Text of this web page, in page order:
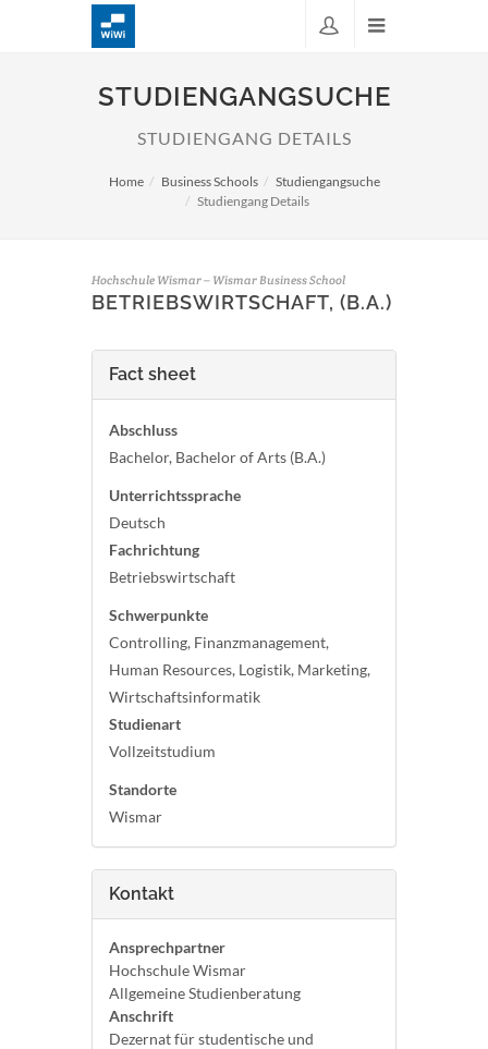
STUDIENGANGSUCHE
STUDIENGANG DETAILS
Home Business Schools
Studiengangsuche
Studiengang Details
Hochschule Wismar – Wismar Business School
BETRIEBSWIRTSCHAFT, (B.A.)
Fact sheet
Abschluss
Bachelor, Bachelor of Arts (B.A.)
Unterrichtssprache
Deutsch
Fachrichtung
Betriebswirtschaft
Schwerpunkte
Controlling, Finanzmanagement,
Human Resources, Logistik, Marketing,
Wirtschaftsinformatik
Studienart
Vollzeitstudium
Standorte
Wismar
Kontakt
Ansprechpartner
Hochschule Wismar
Allgemeine Studienberatung
Anschrift
Dezernat für studentische und